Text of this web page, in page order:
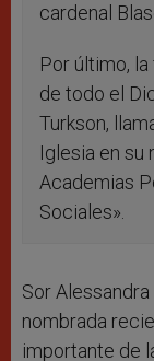
cardenal
Por último,
de todo el
Turkson,
Iglesia en su
Academias
Sociales».
Sor
nombrada
importante de